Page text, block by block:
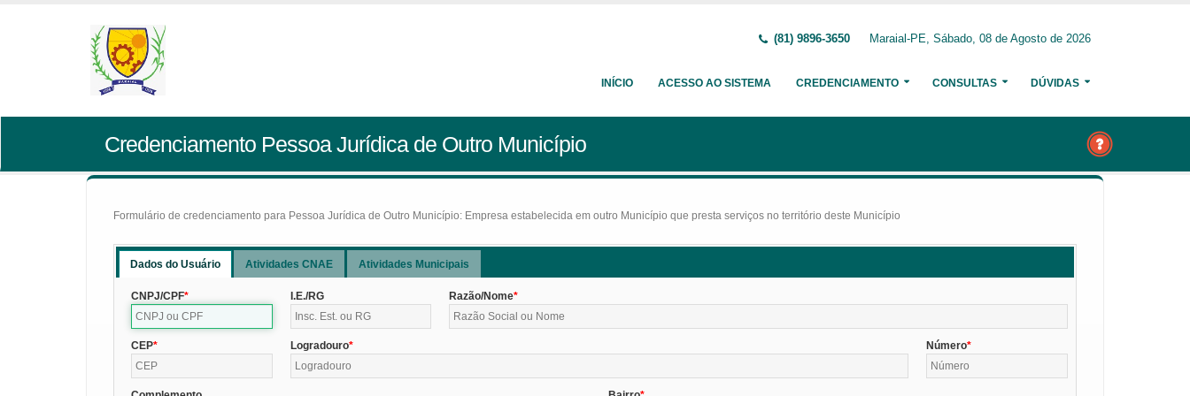
(81) 9896-3650 Maraial-PE, Sábado, 08 de Agosto de 2026
INÍCIO ACESSO AO SISTEMA CREDENCIAMENTO CONSULTAS DÚVIDAS
Credenciamento Pessoa Jurídica de Outro Município
Formulário de credenciamento para Pessoa Jurídica de Outro Município: Empresa estabelecida em outro Município que presta serviços no território deste Município
Dados do Usuário Atividades CNAE Atividades Municipais
CNPJ/CPF I.E./RG Razão/Nome
CEP Logradouro Número